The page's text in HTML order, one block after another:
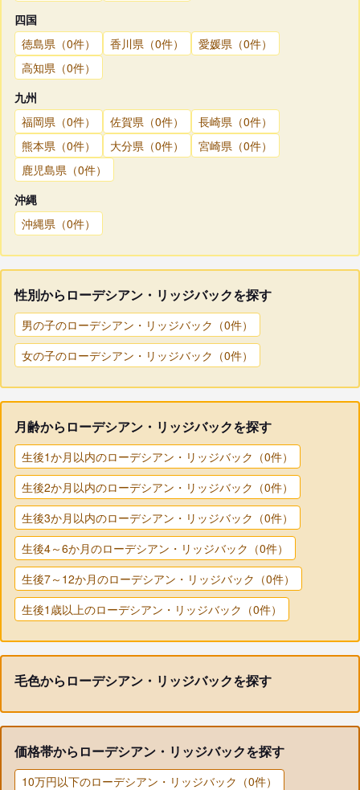
四国
徳島県（0件）
香川県（0件）
愛媛県（0件）
高知県（0件）
九州
福岡県（0件）
佐賀県（0件）
長崎県（0件）
熊本県（0件）
大分県（0件）
宮崎県（0件）
鹿児島県（0件）
沖縄
沖縄県（0件）
性別からローデシアン・リッジバックを探す
男の子のローデシアン・リッジバック（0件）
女の子のローデシアン・リッジバック（0件）
月齢からローデシアン・リッジバックを探す
生後1か月以内のローデシアン・リッジバック（0件）
生後2か月以内のローデシアン・リッジバック（0件）
生後3か月以内のローデシアン・リッジバック（0件）
生後4～6か月のローデシアン・リッジバック（0件）
生後7～12か月のローデシアン・リッジバック（0件）
生後1歳以上のローデシアン・リッジバック（0件）
毛色からローデシアン・リッジバックを探す
価格帯からローデシアン・リッジバックを探す
10万円以下のローデシアン・リッジバック（0件）